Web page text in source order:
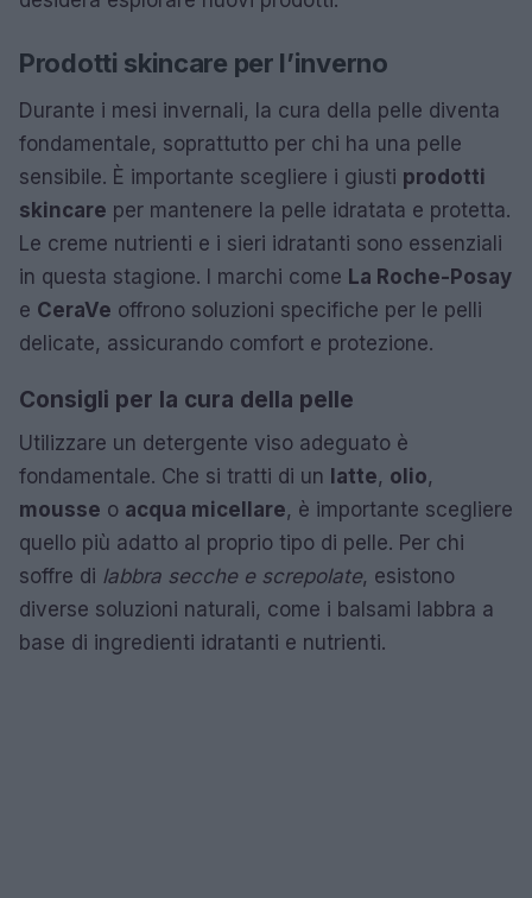
Prodotti skincare per l’inverno
Durante i mesi invernali, la cura della pelle diventa
fondamentale, soprattutto per chi ha una pelle
sensibile. È importante scegliere i giusti prodotti
skincare per mantenere la pelle idratata e protetta.
Le creme nutrienti e i sieri idratanti sono essenziali
in questa stagione. I marchi come La Roche-Posay
e CeraVe offrono soluzioni specifiche per le pelli
delicate, assicurando comfort e protezione.
Consigli per la cura della pelle
Utilizzare un detergente viso adeguato è
fondamentale. Che si tratti di un latte, olio,
mousse o acqua micellare, è importante scegliere
quello più adatto al proprio tipo di pelle. Per chi
soffre di labbra secche e screpolate, esistono
diverse soluzioni naturali, come i balsami labbra a
base di ingredienti idratanti e nutrienti.